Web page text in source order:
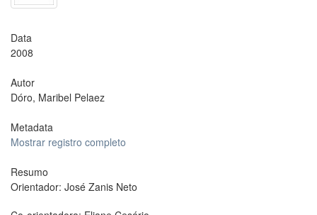
Data
2008
Autor
Dóro, Maribel Pelaez
Metadata
Mostrar registro completo
Resumo
Orientador: José Zanis Neto